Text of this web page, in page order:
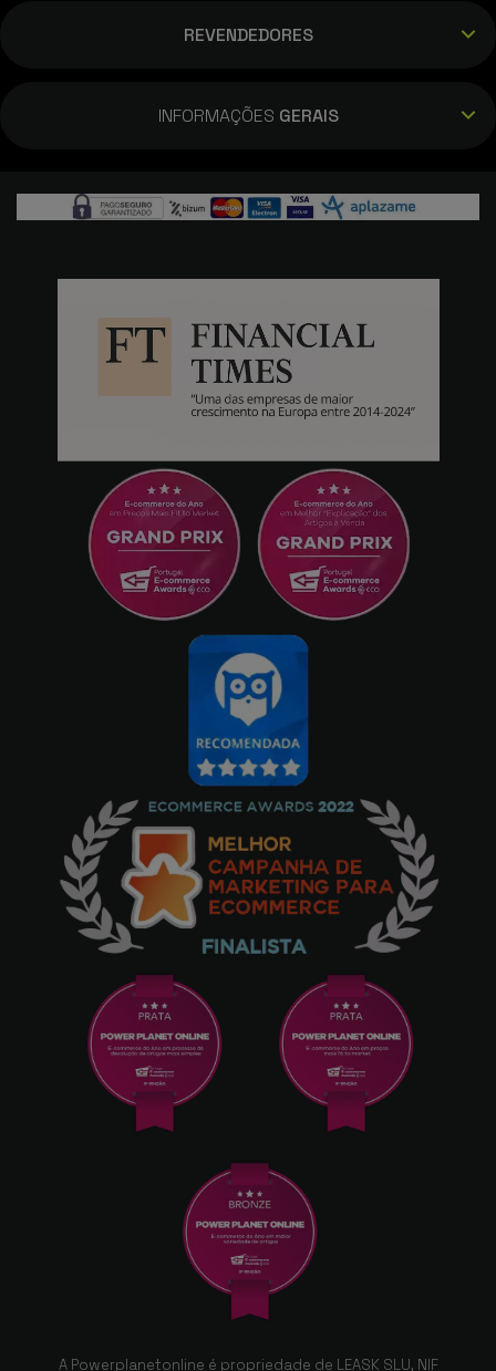
07/04/2022
impecável, no dia seguinte já cá estava.
carlos eduardo pena
02/02/2022
Chegou rápido, boa qualidade, exatamente
Sandro Gonçalves
17/11/2021
Uma fantástica bracelete de muito boa
qualidade de construção e muito
confortável. Recomendo vivamente, quer o
produto quer o serviço prestado pela
Fabio Amado
15/09/2021
Bracelete, de acordo com a foto, material do
bom e do melhor, uma compro que
recomendo.
Baptista
31/12/2020
Encomenda nº 717992. Produto que fica bem
no meu relógio (Stratos 3) e encomendei-a
para usar em situações de âmbito social.
Muito satisfeito com o produto. Gostaria
ainda de mais uma vez, agradecer pela
rapidez e pelo facto de vir bem embalado.
REVENDEDORES
INFORMAÇÕES GERAIS
A Powerplanetonline é propriedade de LEASK SLU, NIF